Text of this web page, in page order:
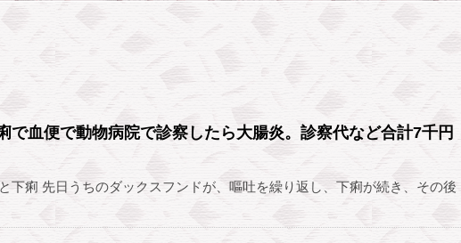
で血便で動物病院で診察したら大腸炎。診察代など合計7千円
下痢 先日うちのダックスフンドが、嘔吐を繰り返し、下痢が続き、その後